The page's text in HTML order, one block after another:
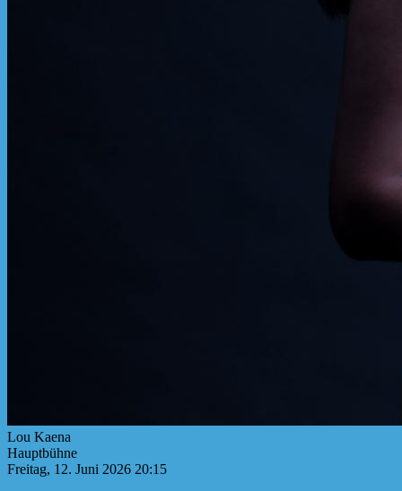
Lou Kaena
Hauptbühne
Freitag, 12. Juni 2026 20:15